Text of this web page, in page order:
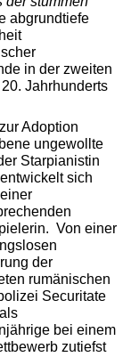
abgrundtiefe
in der zweiten
Jahrhunderts
Adoption
ungewollte
Starpianistin
sich
Von einer
der
rumänischen
Securitate
bei einem
zutiefst